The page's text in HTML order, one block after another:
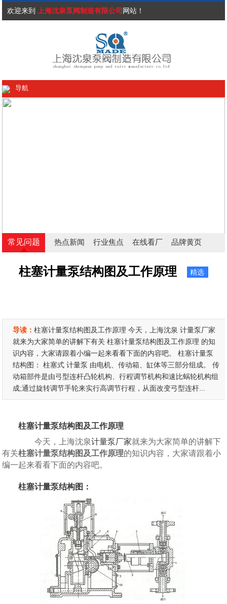
欢迎来到 上海沈泉泵阀制造有限公司 网站！
导航
常见问题 热点新闻 行业焦点 在线看厂 品牌黄页
柱塞计量泵结构图及工作原理 精选
导读：柱塞计量泵结构图及工作原理 今天，上海沈泉 计量泵厂家
就来为大家简单的讲解下有关 柱塞计量泵结构图及工作原理 的知
识内容，大家请跟着小编一起来看看下面的内容吧。 柱塞计量泵
结构图： 柱塞式 计量泵 由电机、传动箱、缸体等三部分组成。 传
动箱部件是由弓型连杆凸轮机构、行程调节机构和速比蜗轮机构组
成;通过旋转调节手轮来实行高调节行程，从面改变弓型连杆...
柱塞计量泵结构图及工作原理
今天，上海沈泉计量泵厂家就来为大家简单的讲解下
有关柱塞计量泵结构图及工作原理的知识内容，大家请跟着小
编一起来看看下面的内容吧。
柱塞计量泵结构图：